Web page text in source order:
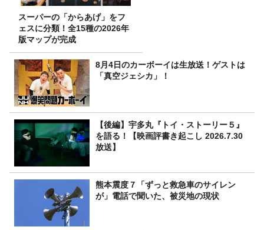
スーパーの「からあげ」をフ
ェスに分類！全15種の2026年
版マップが完成
8月4日のカーボーイは生放送！ゲストは
「真空ジェシカ」！
【後編】宇多丸『トイ・ストーリー５』
を語る！【映画評書き起こし 2026.7.30
放送】
熊本震度７「ずっと救急車のサイレン
が」電話で聞いた、被災地の現状